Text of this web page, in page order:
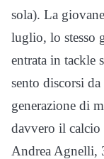
sola). La
luglio, lo stesso
entrata in tackle
sento discorsi
generazione di
davvero il calcio
Andrea Agnelli,